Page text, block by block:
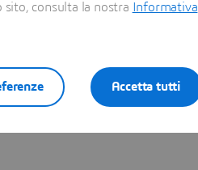
consulta la nostra
Informativa
Accetta tutti